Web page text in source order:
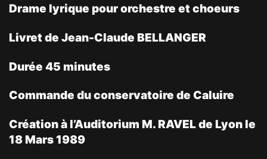
Drame lyrique pour orchestre et choeurs
Livret de Jean-Claude BELLANGER
Durée 45 minutes
Commande du conservatoire de Caluire
Création à l’Auditorium M. RAVEL de Lyon le
18 Mars 1989